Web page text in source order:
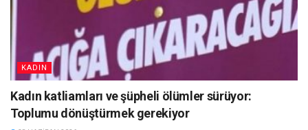
KADIN
Kadın katliamları ve şüpheli ölümler sürüyor:
Toplumu dönüştürmek gerekiyor